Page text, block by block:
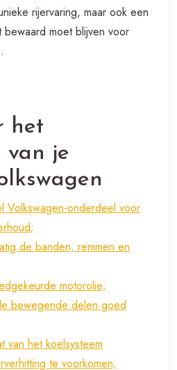
rijervaring, maar ook een
moet blijven voor
het
van je
Volkswagen-onderdeel voor
de banden, remmen en
motorolie;
bewegende delen goed
van het koelsysteem
te voorkomen;